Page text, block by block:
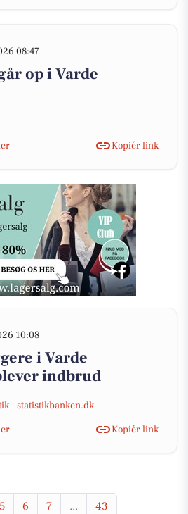
08:47
op i Varde
Kopiér link
10:08
i Varde
indbrud
- statistikbanken.dk
Kopiér link
5 6 7 ... 43